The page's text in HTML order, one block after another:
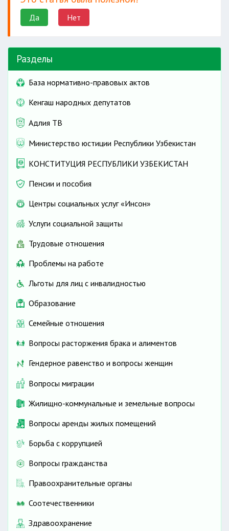
нормальной жизни женщин
Женскую тетрадь
Да Нет
Разделы
База нормативно-правовых актов
Кенгаш народных депутатов
Адлия ТВ
Министерство юстиции Республики Узбекистан
КОНСТИТУЦИЯ РЕСПУБЛИКИ УЗБЕКИСТАН
Пенсии и пособия
Центры социальных услуг «Инсон»
Услуги социальной защиты
Трудовые отношения
Проблемы на работе
Льготы для лиц с инвалидностью
Образование
Семейные отношения
Вопросы расторжения брака и алиментов
Гендерное равенство и вопросы женщин
Вопросы миграции
Жилищно-коммунальные и земельные вопросы
Вопросы аренды жилых помещений
Борьба с коррупцией
Вопросы гражданства
Правоохранительные органы
Соотечественники
Здравоохранение